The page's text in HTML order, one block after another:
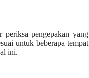
periksa pengepakan yang
untuk beberapa tempat
ini.